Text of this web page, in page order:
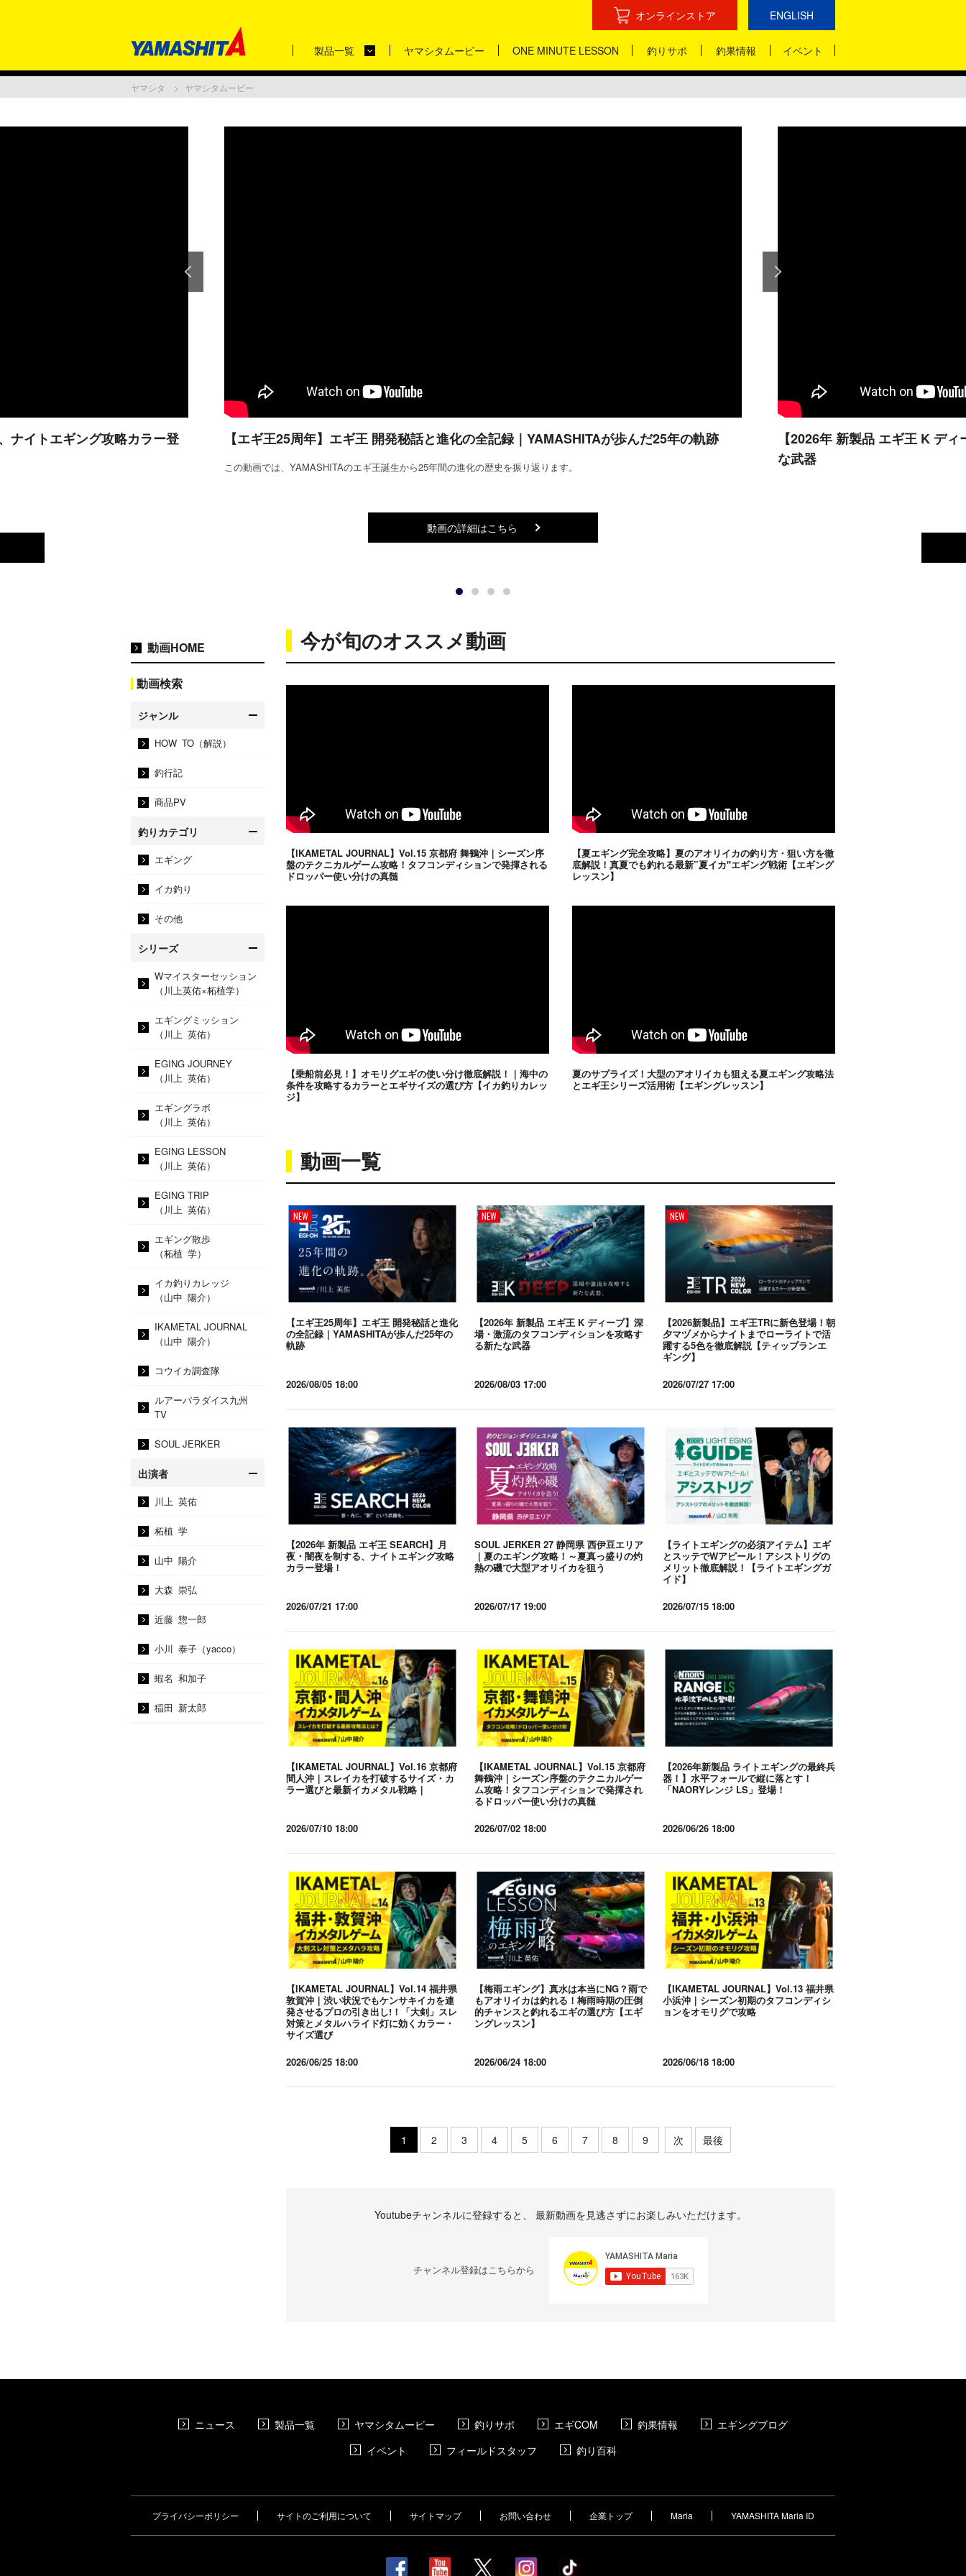
オンラインストア ENGLISH
製品一覧 ヤマシタムービー ONE MINUTE LESSON 釣りサポ 釣果情報 イベント
ヤマシタ ヤマシタムービー
ナイトエギング攻略カラー登 【エギ王25周年】エギ王 開発秘話と進化の全記録｜YAMASHITAが歩んだ25年の軌跡
この動画では、YAMASHITAのエギ王誕生から25年間の進化の歴史を振り返ります。
動画の詳細はこちら
【2026年 新製品 エギ王 K デ
な武器
動画HOME
動画検索
ジャンル
HOW TO（解説）
釣行記
商品PV
釣りカテゴリ
エギング
イカ釣り
その他
シリーズ
Wマイスターセッション
（川上英佑×柘植学）
エギングミッション
（川上 英佑）
EGING JOURNEY
（川上 英佑）
エギングラボ
（川上 英佑）
EGING LESSON
（川上 英佑）
EGING TRIP
（川上 英佑）
エギング散歩
（柘植 学）
イカ釣りカレッジ
（山中 陽介）
IKAMETAL JOURNAL
（山中 陽介）
コウイカ調査隊
ルアーパラダイス九州
TV
SOUL JERKER
出演者
川上 英佑
柘植 学
山中 陽介
大森 崇弘
近藤 惣一郎
小川 泰子（yacco）
蝦名 和加子
稲田 新太郎
今が旬のオススメ動画
【IKAMETAL JOURNAL】Vol.15 京都府 舞鶴沖｜シーズン序
盤のテクニカルゲーム攻略！タフコンディションで発揮される
ドロッパー使い分けの真髄
【夏エギング完全攻略】夏のアオリイカの釣り方・狙い方を徹
底解説！真夏でも釣れる最新”夏イカ"エギング戦術【エギング
レッスン】
【乗船前必見！】オモリグエギの使い分け徹底解説！｜海中の
条件を攻略するカラーとエギサイズの選び方【イカ釣りカレッ
ジ】
夏のサプライズ！大型のアオリイカも狙える夏エギング攻略法
とエギ王シリーズ活用術【エギングレッスン】
動画一覧
NEW
【エギ王25周年】エギ王 開発秘話と進化
の全記録｜YAMASHITAが歩んだ25年の
軌跡
2026/08/05 18:00
NEW
【2026年 新製品 エギ王 K ディープ】深
場・激流のタフコンディションを攻略す
る新たな武器
2026/08/03 17:00
NEW
【2026新製品】エギ王TRに新色登場！朝
夕マヅメからナイトまでローライトで活
躍する5色を徹底解説【ティップランエ
ギング】
2026/07/27 17:00
【2026年 新製品 エギ王 SEARCH】月
夜・闇夜を制する、ナイトエギング攻略
カラー登場！
2026/07/21 17:00
SOUL JERKER 27 静岡県 西伊豆エリア
｜夏のエギング攻略！～夏真っ盛りの灼
熱の磯で大型アオリイカを狙う
2026/07/17 19:00
【ライトエギングの必須アイテム】エギ
とスッテでWアピール！アシストリグの
メリット徹底解説！【ライトエギングガ
イド】
2026/07/15 18:00
【IKAMETAL JOURNAL】Vol.16 京都府
間人沖｜スレイカを打破するサイズ・カ
ラー選びと最新イカメタル戦略｜
2026/07/10 18:00
【IKAMETAL JOURNAL】Vol.15 京都府
舞鶴沖｜シーズン序盤のテクニカルゲー
ム攻略！タフコンディションで発揮され
るドロッパー使い分けの真髄
2026/07/02 18:00
【2026年新製品 ライトエギングの最終兵
器！】水平フォールで縦に落とす！
「NAORYレンジ LS」登場！
2026/06/26 18:00
【IKAMETAL JOURNAL】Vol.14 福井県
敦賀沖｜渋い状況でもケンサキイカを連
発させるプロの引き出し!！「大剣」スレ
対策とメタルハライド灯に効くカラー・
サイズ選び
2026/06/25 18:00
【梅雨エギング】真水は本当にNG？雨で
もアオリイカは釣れる！梅雨時期の圧倒
的チャンスと釣れるエギの選び方【エギ
ングレッスン】
2026/06/24 18:00
【IKAMETAL JOURNAL】Vol.13 福井県
小浜沖｜シーズン初期のタフコンディシ
ョンをオモリグで攻略
2026/06/18 18:00
1 2 3 4 5 6 7 8 9 次 最後
Youtubeチャンネルに登録すると、 最新動画を見逃さずにお楽しみいただけます。
チャンネル登録はこちらから
ニュース 製品一覧 ヤマシタムービー 釣りサポ エギCOM 釣果情報
エギングブログ
イベント
フィールドスタッフ 釣り百科
プライバシーポリシー サイトのご利用について サイトマップ お問い合わせ 企業トップ Maria YAMASHITA Maria ID